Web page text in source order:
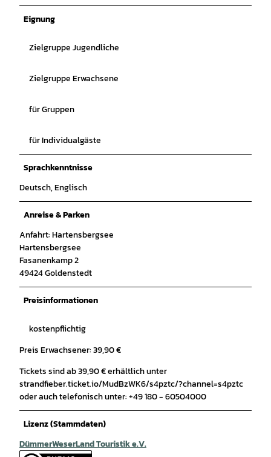
Eignung
Zielgruppe Jugendliche
Zielgruppe Erwachsene
für Gruppen
für Individualgäste
Sprachkenntnisse
Deutsch, Englisch
Anreise & Parken
Anfahrt: Hartensbergsee
Hartensbergsee
Fasanenkamp 2
49424 Goldenstedt
Preisinformationen
kostenpflichtig
Preis Erwachsener: 39,90 €
Tickets sind ab 39,90 € erhältlich unter
strandfieber.ticket.io/MudBzWK6/s4pztc/?channel=s4pztc
oder auch telefonisch unter: +49 180 - 60504000
Lizenz (Stammdaten)
DümmerWeserLand Touristik e.V.